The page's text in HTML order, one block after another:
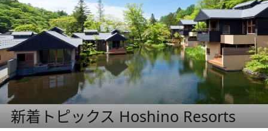
新着トピックス Hoshino Resorts